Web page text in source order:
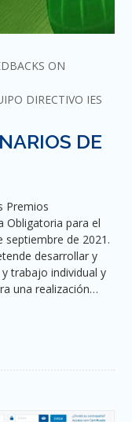
ON
DIRECTIVO IES
DE
Premios
Obligatoria para el
septiembre de 2021.
desarrollar y
trabajo individual y
una realización…